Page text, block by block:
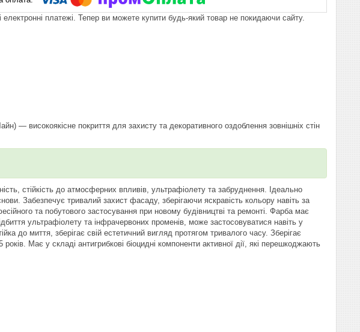
електронні платежі. Тепер ви можете купити будь-який товар не покидаючи сайту.
— високоякісне покриття для захисту та декоративного оздоблення зовнішніх стін
стійкість до атмосферних впливів, ультрафіолету та забруднення. Ідеально
Забезпечує тривалий захист фасаду, зберігаючи яскравість кольору навіть за
та побутового застосування при новому будівництві та ремонті. Фарба має
ультрафіолету та інфрачервоних променів, може застосовуватися навіть у
до миття, зберігає свій естетичний вигляд протягом тривалого часу. Зберігає
Має у складі антигрибкові біоцидні компоненти активної дії, які перешкоджають